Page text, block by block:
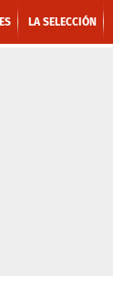
LA SELECCIÓN